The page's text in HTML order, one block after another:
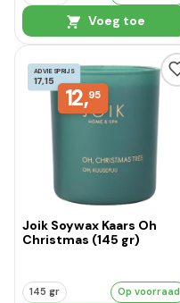
Voeg toe
ADVIESPRIJS
17,15
12,95
Joik Soywax Kaars Oh
Christmas (145 gr)
145 gr Op voorraad